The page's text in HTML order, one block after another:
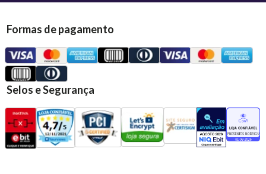
Formas de pagamento
Selos e Segurança